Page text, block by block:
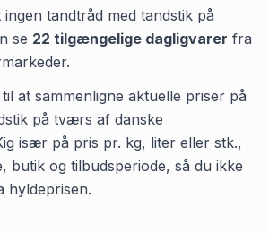
ingen tandtråd med tandstik på
se 22 tilgængelige dagligvarer fra
at sammenligne aktuelle priser på
på tværs af danske
især på pris pr. kg, liter eller stk.,
butik og tilbudsperiode, så du ikke
hyldeprisen.